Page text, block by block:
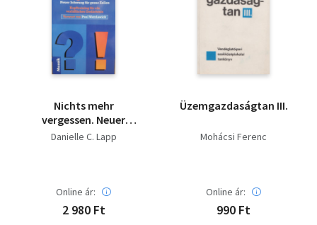
Nichts mehr
vergessen. Neuer
Schwung für graue
Danielle C. Lapp
Online ár:
2 980 Ft
Üzemgazdaságtan III.
Mohácsi Ferenc
Online ár:
990 Ft